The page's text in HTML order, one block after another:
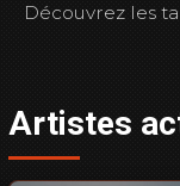
Découvrez les
Artistes